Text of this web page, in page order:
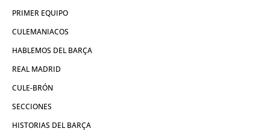
PRIMER EQUIPO
CULEMANIACOS
HABLEMOS DEL BARÇA
REAL MADRID
CULE-BRÓN
SECCIONES
HISTORIAS DEL BARÇA